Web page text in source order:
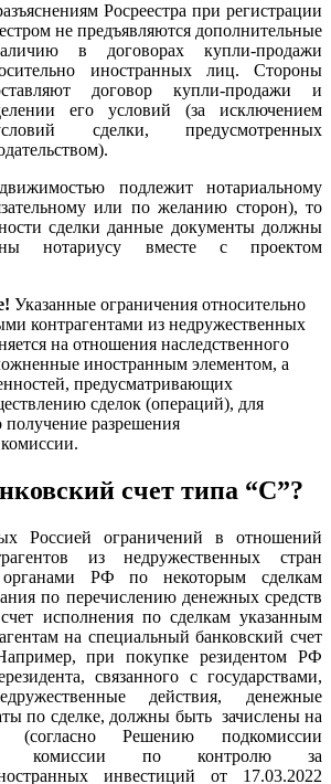
Росреестра при регистрации
не предъявляются дополнительные
в договорах купли-продажи
иностранных лиц. Стороны
договор купли-продажи и
его условий (за исключением
сделки, предусмотренных
подлежит нотариальному
или по желанию сторон), то
сделки данные документы должны
нотариусу вместе с проектом
Указанные ограничения относительно
контрагентами из недружественных
на отношения наследственного
иностранным элементом, а
предусматривающих
сделок (операций), для
разрешения
счет типа “С”?
Россией ограничений в отношений
из недружественных стран
органами РФ по некоторым сделкам
по перечислению денежных средств
исполнения по сделкам указанным
на специальный банковский счет
при покупке резидентом РФ
связанного с государствами,
действия, денежные
по сделке, должны быть зачислены на
Решению подкомиссии
комиссии по контролю за
инвестиций от 17.03.2022